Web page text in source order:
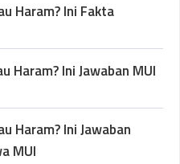
Haram? Ini Fakta
Haram? Ini Jawaban MUI
Haram? Ini Jawaban
MUI